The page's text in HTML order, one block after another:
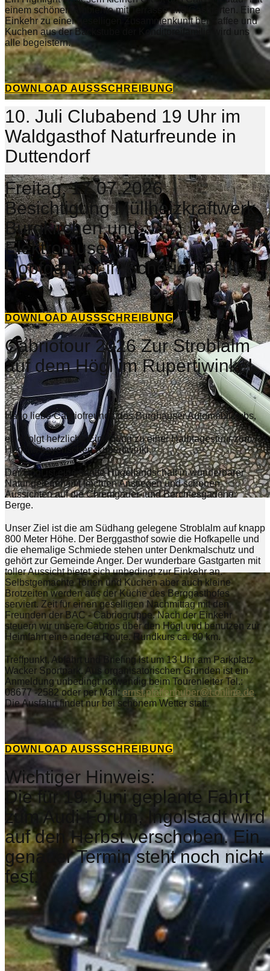
einem schönen Ambiente mit Terrasse und Gastgarten. Eine
Einkehr zu einer geselligen Zusammenkunft bei Kaffee und
Kuchen aus der Backstube der Konditoreifamilie wird uns
alle begeistern.
DOWNLOAD AUSSSCHREIBUNG
10. Juli Clubabend 19 Uhr im
Waldgasthof Naturfreunde in
Duttendorf
Freitag, 17.07.2026
Besichtigung Müllheizkraftwerk
Burgkirchen und
Elektromuseum
Hopfgartner in Scheuerhof
DOWNLOAD AUSSSCHREIBUNG
Cabriotour 2026 Zur Stroblalm
auf dem Högl im Rupertiwinkel.
Hallo liebe Cabriofreunde des Burghauser Automobilclubs,
es erfolgt herzliche Einladung zu einer Halbtagestour zum
Högl im bayerischen Rupertiwinkl.
Der Högl ist eine sanfte Hügellandschaft in wunderbarer
Natur gelegen mit leichten Anstiegen und schönen
Aussichten auf die Chiemgauer- und Berchtesgadener
Berge.
Unser Ziel ist die am Südhang gelegene Stroblalm auf knapp
800 Meter Höhe. Der Berggasthof sowie die Hofkapelle und
die ehemalige Schmiede stehen unter Denkmalschutz und
gehört zur Gemeinde Anger. Der wunderbare Gastgarten mit
toller Aussicht bietet sich unbedingt zur Einkehr an.
Selbstgemachte Torten und Kuchen aber auch kleine
Brotzeiten werden aus der Küche des Berggasthofes
serviert. Zeit für einen geselligen Nachmittag mit den
Freunden der BAC - Cabriogruppe. Nach der Einkehr
steuern wir unsere Cabrios über den Högl und benutzen zur
Heimfahrt eine andere Route. Rundkurs ca. 80 km.
Treffpunkt, Abfahrt und Briefing ist um 13 Uhr am Parkplatz
Wacker Sportpark. Aus organisatorischen Gründen ist ein
Anmeldung unbedingt notwendig beim Tourenleiter Tel.:
08677 -2582 oder per Mail:ernst.pfaffenhuber@t-online.de.
Die Ausfahrt findet nur bei schönem Wetter statt.
DOWNLOAD AUSSSCHREIBUNG
Wichtiger Hinweis:
Die für 19. Juni geplante Fahrt
zum Audi-Forum, Ingolstadt wird
auf den Herbst verschoben. Ein
genauer Termin steht noch nicht
fest.